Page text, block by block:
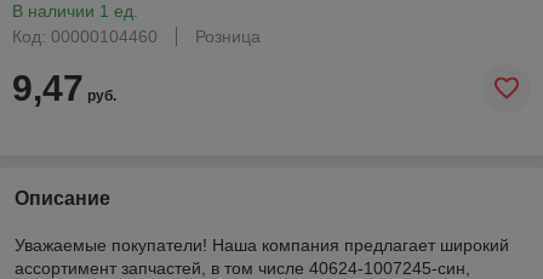
В наличии 1 ед.
Код: 00000104460
Розница
9,47 руб.
Описание
Уважаемые покупатели! Наша компания предлагает широкий
ассортимент запчастей, в том числе 40624-1007245-син,